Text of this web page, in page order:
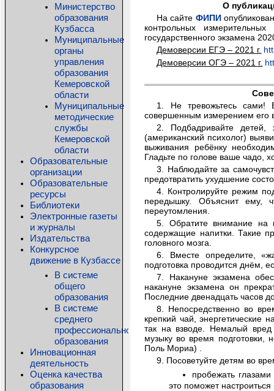
Министерство
образования
Кузбасса
Муниципальные
органы
управления
образования
Кемеровской
области
Муниципальные
методические
службы
Кемеровской
области
Образовательные
организации
Образовательные
ресурсы
Библиотеки
Электронные газеты
и журналы
Издательства
Конкурсное
движение в Кузбассе
В системе
общего
образования
В системе
среднего
профессионального
образования
Инновационная
деятельность
Оценка качества
образования
О
На сайте ФИПИ
контрольных
государственного экзамена
Демоверсии ЕГЭ – 2021 г.
Демоверсии ОГЭ – 2021 г.
1. Не тревожьтесь сами!
совершенным измерением его
2. Подбадривайте
(американский психолог)
выживания ребёнку
Гладьте по голове ваше чадо,
3. Наблюдайте за
предотвратить ухудшение
4. Контролируйте режим
передышку. Объяснит ему,
переутомления.
5. Обратите внимание на
содержащие напитки. Такие
головного мозга.
6. Вместе определите,
подготовка проводится днём,
7. Накануне экзамена
накануне экзамена он
Последние двенадцать часов
8. Непосредственно во
крепкий чай, энергетические
так на взводе. Немалый
музыку во время подготовки,
Поль Мориа)
9. Посоветуйте детям во
пробежать глазами
это поможет настроиться